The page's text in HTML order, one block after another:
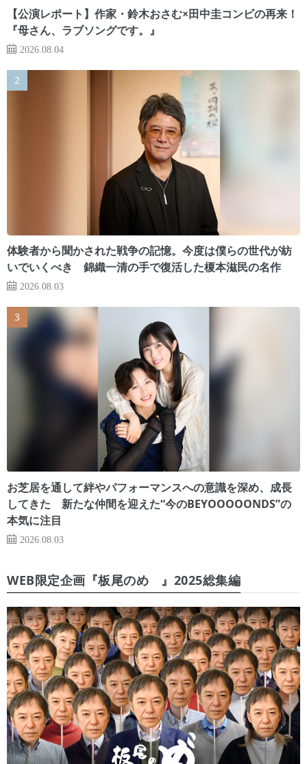
【公演レポート】作家・鈴木おさむ×田中圭コンビの再来！
『母さん、ラブソングです。』
2026.08.04
体験者から聞かされた戦争の記憶。今度は僕らの世代が紡
いでいくべき 錦織一清の手で復活した榎本滋民の名作
2026.08.03
お芝居を通して絆やパフォーマンスへの意識を深め、成長
してきた 新たな仲間を迎えた“今のBEYOOOOONDS”の
本気に注目
2026.08.03
WEB限定企画『板尾のめ゙』2025総集編